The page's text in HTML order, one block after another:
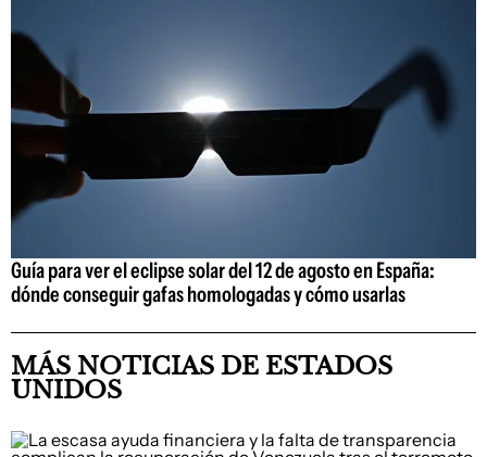
Guía para ver el eclipse solar del 12 de agosto en España:
dónde conseguir gafas homologadas y cómo usarlas
MÁS NOTICIAS DE ESTADOS
UNIDOS